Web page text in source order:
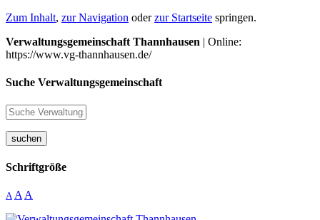
Zum Inhalt, zur Navigation oderzur Startseite springen.
Verwaltungsgemeinschaft Thannhausen | Online:
https://www.vg-thannhausen.de/
Suche Verwaltungsgemeinschaft
suchen
Schriftgröße
A A A